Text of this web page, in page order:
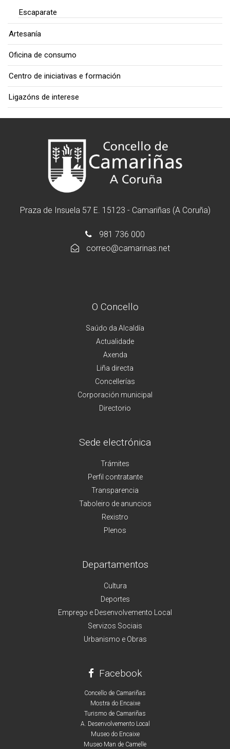
Escaparate
Artesanía
Oficina de consumo
Centro de iniciativas e formación
Ligazóns de interese
Praza de Insuela 57 E. 15123 - Camariñas (A Coruña)
981 736 000
correo@camarinas.net
O Concello
Saúdo da Alcaldía
Actualidade
Axenda
Liña directa
Concellerías
Corporación municipal
Directorio
Sede electrónica
Trámites
Perfil contratante
Transparencia
Taboleiro de anuncios
Rexistro
Plenos
Departamentos
Cultura
Deportes
Emprego e Desenvolvemento Local
Servizos Sociais
Urbanismo e Obras
Facebook
Concello de Camariñas
Mostra do Encaixe
Turismo de Camariñas
A. Desenvolvemento Local
Museo do Encaixe
Museo Man de Camelle